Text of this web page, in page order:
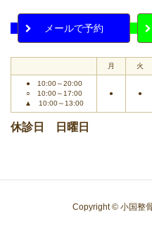
メールで予約
月 火
● 10:00～20:00
○ 10:00～17:00
▲ 10:00～13:00
● ●
休診日 日曜日
Copyright © 小国整